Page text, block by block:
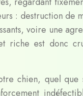
: destruction de
voire une
riche est donc
chien, quel